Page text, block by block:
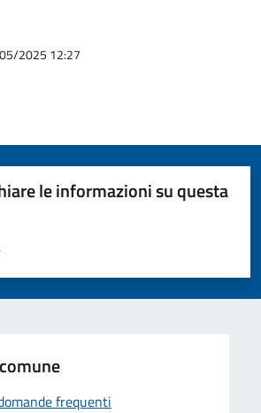
2025 12:27
le informazioni su questa
5 stelle su 5
stelle su 5
su 5
5
frequenti